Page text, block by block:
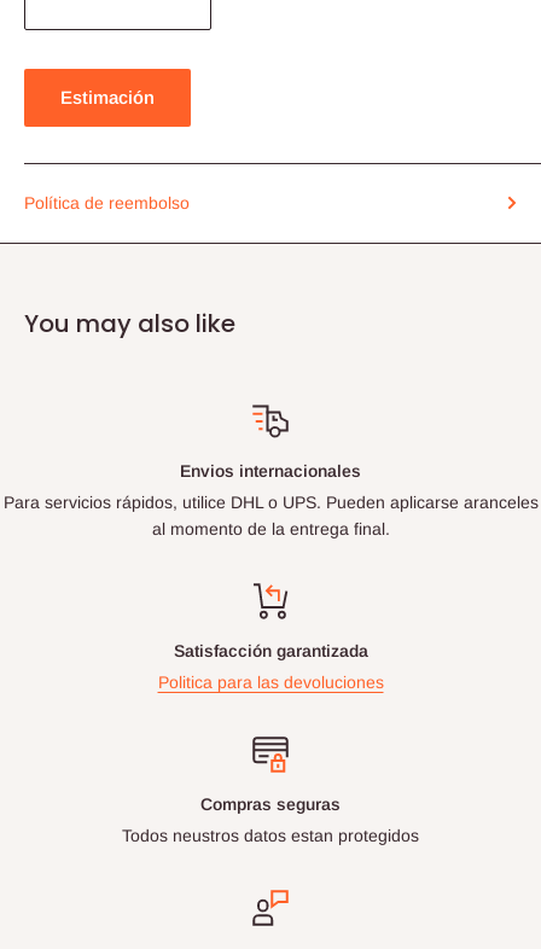
Estimación
Política de reembolso
You may also like
Envios internacionales
Para servicios rápidos, utilice DHL o UPS. Pueden aplicarse aranceles
al momento de la entrega final.
Satisfacción garantizada
Politica para las devoluciones
Compras seguras
Todos neustros datos estan protegidos